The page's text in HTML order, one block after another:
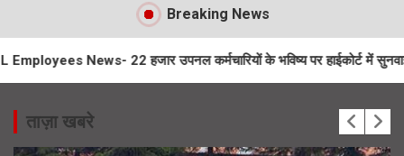
Breaking News
22 हजार उपनल कर्मचारियों के भविष्य पर हाईकोर्ट में सुनवाई Char
ताज़ा खबरे